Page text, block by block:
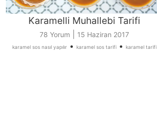
Karamelli Muhallebi Tarifi
78 Yorum 15 Haziran 2017
karamel sos nasıl yapılır• karamel sos tarifi• karamel tarifi